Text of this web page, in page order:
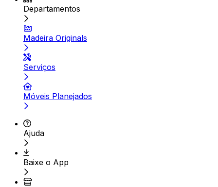
Departamentos
Madeira Originals
Serviços
Móveis Planejados
Ajuda
Baixe o App